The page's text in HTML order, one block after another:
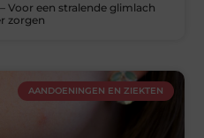
Voor een stralende glimlach
zorgen
AANDOENINGEN EN ZIEKTEN